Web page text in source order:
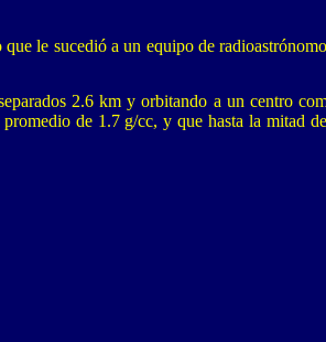
le sucedió a un equipo de
2.6 km y orbitando a un centro
de 1.7 g/cc, y que hasta la mitad